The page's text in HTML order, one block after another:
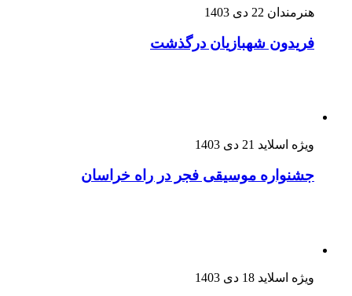
هنرمندان 22 دی 1403
فریدون شهبازیان درگذشت
ویژه اسلاید 21 دی 1403
جشنواره موسیقی فجر در راه خراسان
ویژه اسلاید 18 دی 1403